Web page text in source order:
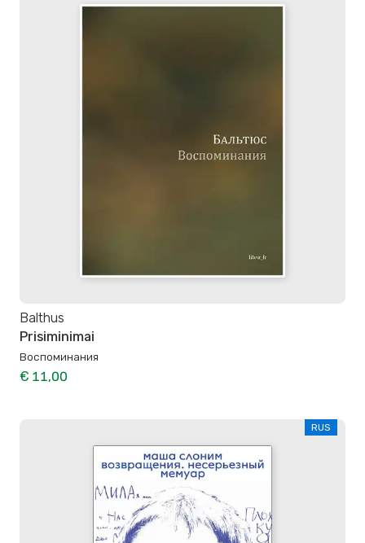
Balthus
Prisiminimai
Воспоминания
€ 11,00
RUS